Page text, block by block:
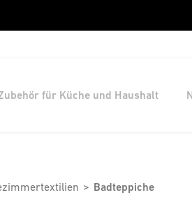
für Küche und Haushalt
Badteppiche